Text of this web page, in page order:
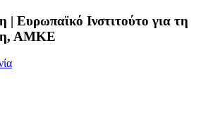
| Ευρωπαϊκό Ινστιτούτο για τη
ΑΜΚΕ